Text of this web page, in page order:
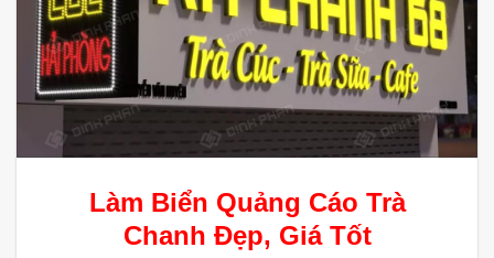
Làm Biển Quảng Cáo Trà
Chanh Đẹp, Giá Tốt